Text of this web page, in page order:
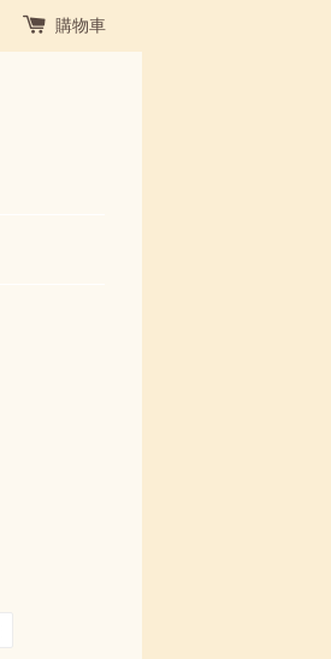
購物車